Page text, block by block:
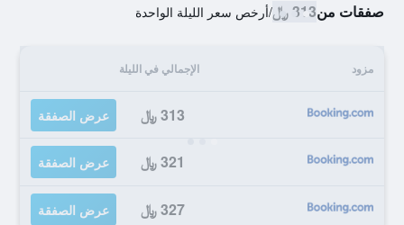
صفقات من313 ﷼ /أرخص سعر الليلة الواحدة
مزود الإجمالي في الليلة
313 ﷼ عرض الصفقة
321 ﷼ عرض الصفقة
327 ﷼ عرض الصفقة